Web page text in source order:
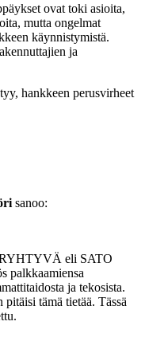
ovat toki asioita,
mutta ongelmat
käynnistymistä.
ja
hankkeen perusvirheet
sanoo:
eli SATO
palkkaamiensa
ja tekosista.
tämä tietää. Tässä